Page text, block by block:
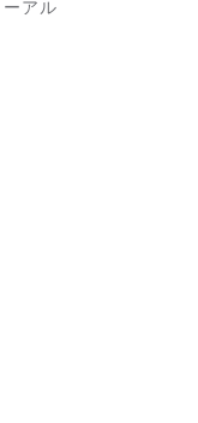
アル